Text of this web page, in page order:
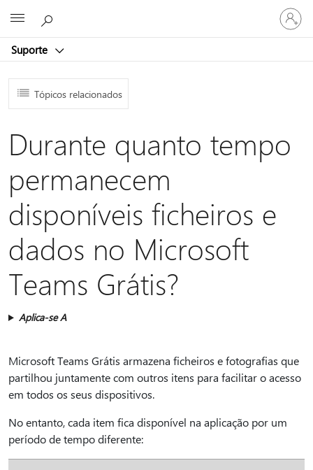
Suporte
Iniciar
sessão
na
Tópicos relacionados
Durante quanto tempo
permanecem
disponíveis ficheiros e
dados no Microsoft
Teams Grátis?
Aplica-se A
Microsoft Teams Grátis armazena ficheiros e fotografias que
partilhou juntamente com outros itens para facilitar o acesso
em todos os seus dispositivos.
No entanto, cada item fica disponível na aplicação por um
período de tempo diferente: